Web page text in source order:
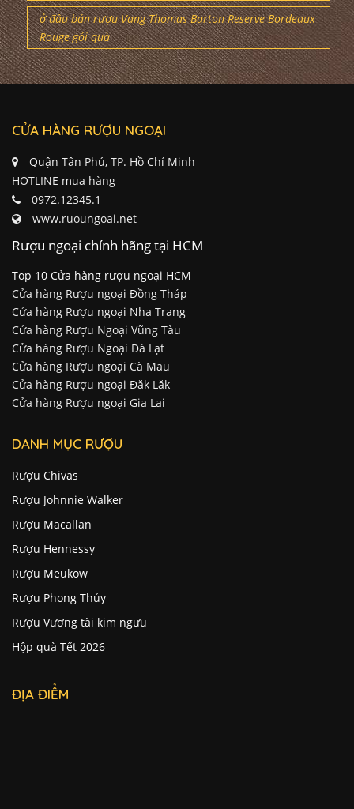
ở đâu bán rượu Vang Thomas Barton Reserve Bordeaux
Rouge gói quà
CỬA HÀNG RƯỢU NGOẠI
Quận Tân Phú, TP. Hồ Chí Minh
HOTLINE mua hàng
0972.12345.1
www.ruoungoai.net
Rượu ngoại chính hãng tại HCM
Top 10 Cửa hàng rượu ngoại HCM
Cửa hàng Rượu ngoại Đồng Tháp
Cửa hàng Rượu ngoại Nha Trang
Cửa hàng Rượu Ngoại Vũng Tàu
Cửa hàng Rượu Ngoại Đà Lạt
Cửa hàng Rượu ngoại Cà Mau
Cửa hàng Rượu ngoại Đăk Lăk
Cửa hàng Rượu ngoại Gia Lai
DANH MỤC RƯỢU
Rượu Chivas
Rượu Johnnie Walker
Rượu Macallan
Rượu Hennessy
Rượu Meukow
Rượu Phong Thủy
Rượu Vương tài kim ngưu
Hộp quà Tết 2026
ĐỊA ĐIỂM